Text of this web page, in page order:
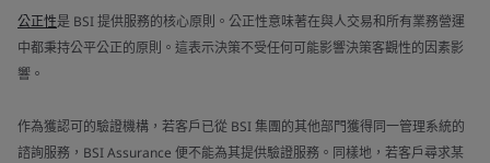
公正性是 BSI 提供服務的核心原則。公正性意味著在與人交易和所有業務營運
中都秉持公平公正的原則。這表示決策不受任何可能影響決策客觀性的因素影
響。
作為獲認可的驗證機構，若客戶已從 BSI 集團的其他部門獲得同一管理系統的
諮詢服務，BSI Assurance 便不能為其提供驗證服務。同樣地，若客戶尋求某